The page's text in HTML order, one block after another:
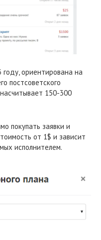
ориентирована на
постсоветского
150-300
покупать заявки и
от 1$ и зависит
исполнителем.